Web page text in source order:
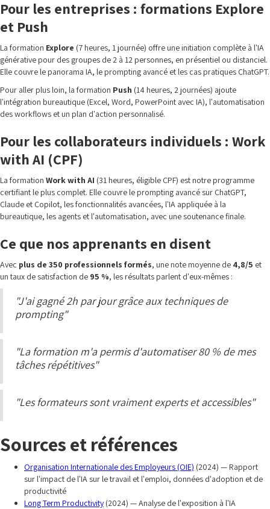
Pour les entreprises : formations Explore
et Push
La formation Explore (7 heures, 1 journée) offre une initiation complète à l'IA
générative pour des groupes de 2 à 12 personnes, en présentiel ou distanciel.
Elle couvre le panorama IA, le prompting avancé et les cas pratiques ChatGPT.
Pour aller plus loin, la formation Push (14 heures, 2 journées) ajoute
l'intégration bureautique (Excel, Word, PowerPoint avec IA), l'automatisation
des workflows et un plan d'action personnalisé.
Pour les collaborateurs individuels : Work
with AI (CPF)
La formation Work with AI (31 heures, éligible CPF) est notre programme
certifiant le plus complet. Elle couvre le prompting avancé sur ChatGPT,
Claude et Copilot, les fonctionnalités avancées, l'IA appliquée à la
bureautique, les agents et l'automatisation, avec une soutenance finale.
Ce que nos apprenants en disent
Avec plus de 350 professionnels formés, une note moyenne de 4,8/5 et
un taux de satisfaction de 95 %, les résultats parlent d'eux-mêmes :
"J'ai gagné 2h par jour grâce aux techniques de
prompting"
"La formation m'a permis d'automatiser 80 % de mes
tâches répétitives"
"Les formateurs sont vraiment experts et accessibles"
Sources et références
Organisation Internationale des Employeurs (OIE) (2024) — Rapport
sur l'impact de l'IA sur le travail et l'emploi, données d'adoption et de
productivité
Long Term Productivity(2024) — Analyse de l'exposition à l'IA